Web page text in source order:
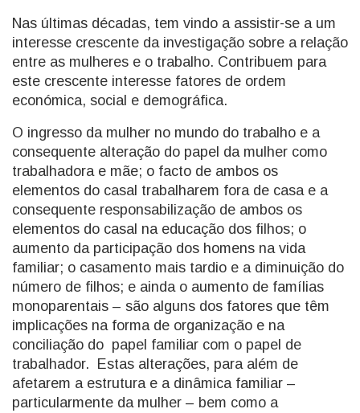
Nas últimas décadas, tem vindo a assistir-se a um
interesse crescente da investigação sobre a relação
entre as mulheres e o trabalho. Contribuem para
este crescente interesse fatores de ordem
económica, social e demográfica.
O ingresso da mulher no mundo do trabalho e a
consequente alteração do papel da mulher como
trabalhadora e mãe; o facto de ambos os
elementos do casal trabalharem fora de casa e a
consequente responsabilização de ambos os
elementos do casal na educação dos filhos; o
aumento da participação dos homens na vida
familiar; o casamento mais tardio e a diminuição do
número de filhos; e ainda o aumento de famílias
monoparentais – são alguns dos fatores que têm
implicações na forma de organização e na
conciliação do papel familiar com o papel de
trabalhador. Estas alterações, para além de
afetarem a estrutura e a dinâmica familiar –
particularmente da mulher – bem como a